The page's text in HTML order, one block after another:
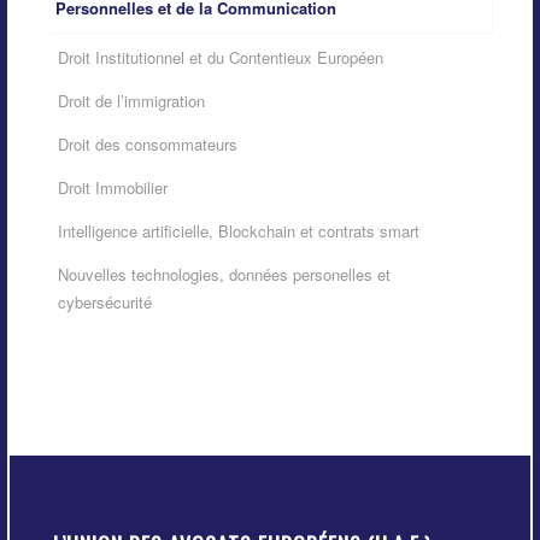
Personnelles et de la Communication
Droit Institutionnel et du Contentieux Européen
Droit de l’immigration
Droit des consommateurs
Droit Immobilier
Intelligence artificielle, Blockchain et contrats smart
Nouvelles technologies, données personelles et
cybersécurité